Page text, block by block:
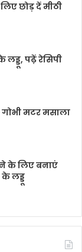
छोड़ दें मीठी
लड्डू, पढ़ें रेसिपी
मटर मसाला
के लिए बनाएं
लड्डू